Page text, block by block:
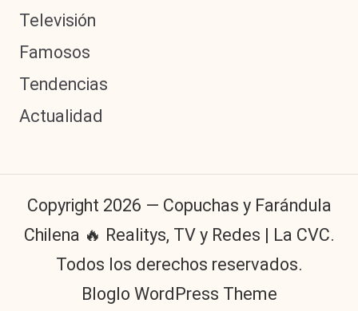
Televisión
Famosos
Tendencias
Actualidad
Copyright 2026 — Copuchas y Farándula
Chilena 🔥 Realitys, TV y Redes | La CVC.
Todos los derechos reservados.
Bloglo WordPress Theme